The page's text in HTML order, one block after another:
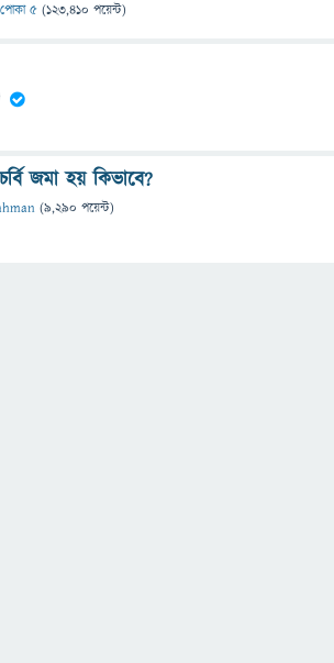
পোকা ৫ (123,410 পয়েন্ট)
জমা হয় কিভাবে?
(9,290 পয়েন্ট)